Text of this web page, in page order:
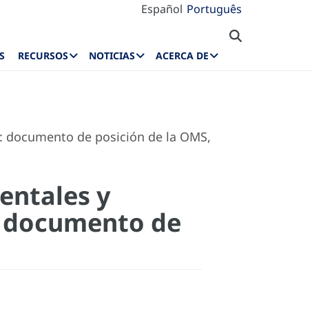
Español Português
RECURSOS NOTICIAS ACERCA DE
de posición de la OMS,
y
de